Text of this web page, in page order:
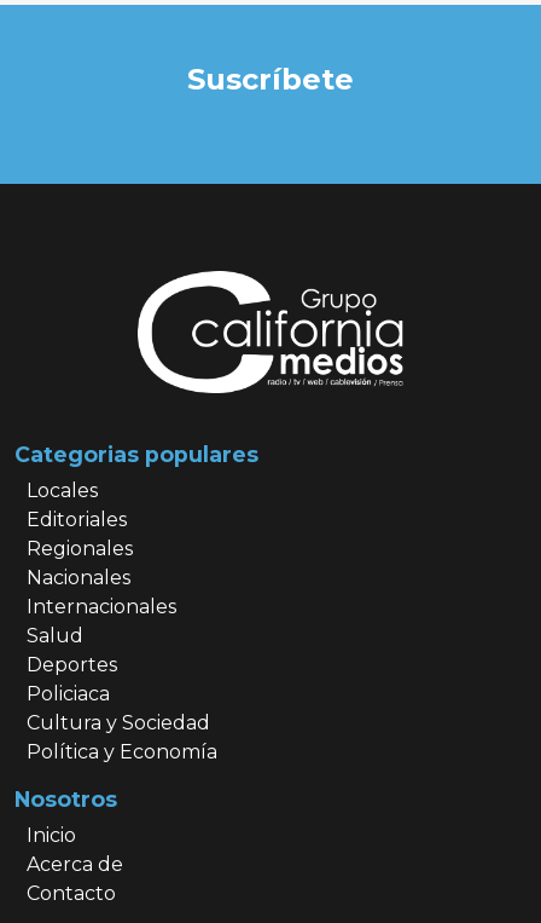
Suscríbete
Categorias populares
Locales
Editoriales
Regionales
Nacionales
Internacionales
Salud
Deportes
Policiaca
Cultura y Sociedad
Política y Economía
Nosotros
Inicio
Acerca de
Contacto